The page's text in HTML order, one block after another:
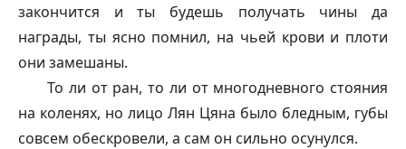
закончится и ты будешь получать чины да
награды, ты ясно помнил, на чьей крови и плоти
они замешаны.
То ли от ран, то ли от многодневного стояния
на коленях, но лицо Лян Цяна было бледным, губы
совсем обескровели, а сам он сильно осунулся.